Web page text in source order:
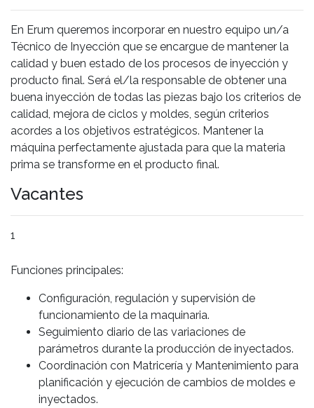
En Erum queremos incorporar en nuestro equipo un/a
Técnico de Inyección que se encargue de mantener la
calidad y buen estado de los procesos de inyección y
producto final. Será el/la responsable de obtener una
buena inyección de todas las piezas bajo los criterios de
calidad, mejora de ciclos y moldes, según criterios
acordes a los objetivos estratégicos. Mantener la
máquina perfectamente ajustada para que la materia
prima se transforme en el producto final.
Vacantes
1
Funciones principales:
Configuración, regulación y supervisión de
funcionamiento de la maquinaria.
Seguimiento diario de las variaciones de
parámetros durante la producción de inyectados.
Coordinación con Matricería y Mantenimiento para
planificación y ejecución de cambios de moldes e
inyectados.